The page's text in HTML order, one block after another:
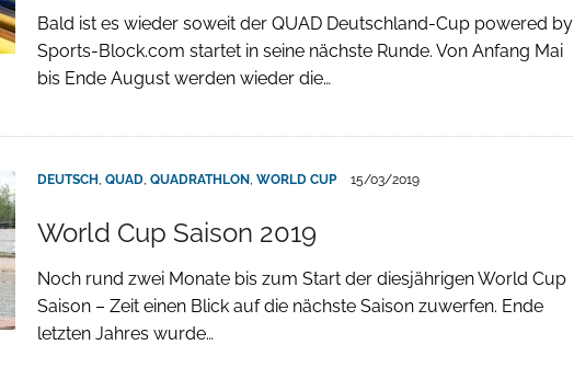
Bald ist es wieder soweit der QUAD Deutschland-Cup powered by
Sports-Block.com startet in seine nächste Runde. Von Anfang Mai
bis Ende August werden wieder die…
DEUTSCH , QUAD, QUADRATHLON , WORLD CUP 15/03/2019
World Cup Saison 2019
Noch rund zwei Monate bis zum Start der diesjährigen World Cup
Saison – Zeit einen Blick auf die nächste Saison zuwerfen. Ende
letzten Jahres wurde…